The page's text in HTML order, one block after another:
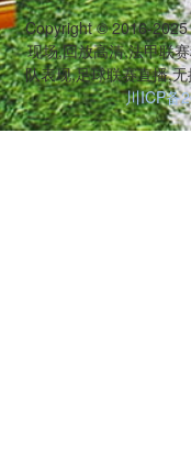
Copyright © 2016-
现场,回放高清,法甲联
队表现,足球联赛直播,
川ICP备